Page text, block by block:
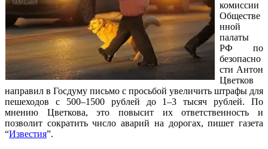
комиссии
Обществе
нной
палаты
РФ по
безопасно
сти Антон
Цветков
направил в Госдуму письмо с просьбой увеличить штрафы для
пешеходов с 500–1500 рублей до 1–3 тысяч рублей. По
мнению Цветкова, это повысит их ответственность и
позволит сократить число аварий на дорогах, пишет газета
“Известия”.